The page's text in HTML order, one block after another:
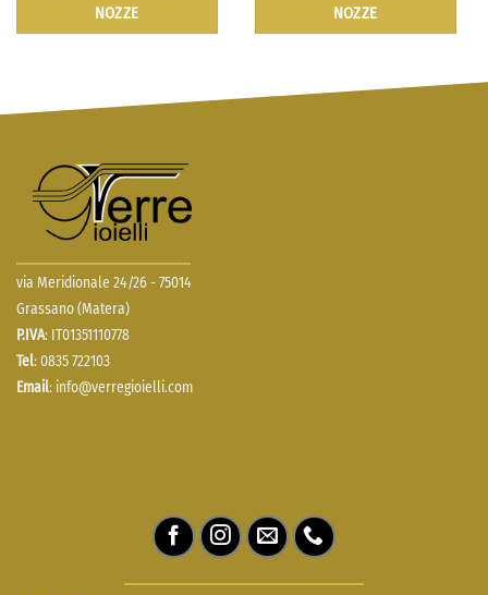
NOZZE
NOZZE
via Meridionale 24/26 - 75014
Grassano (Matera)
P.IVA: IT01351110778
Tel: 0835 722103
Email: info@verregioielli.com